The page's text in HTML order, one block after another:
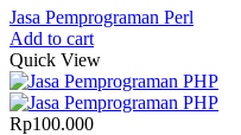
Jasa Pemprograman Perl
Add to cart
Quick View
Rp100.000